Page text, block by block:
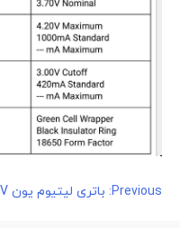
راهبری
Previous: باتری لیتیوم یون 3.7V سایز 18650 (استوک) درجه B